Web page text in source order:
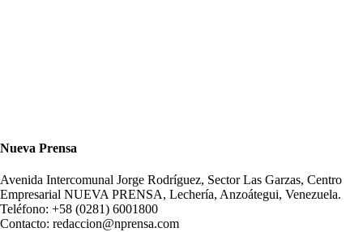
Nueva Prensa
Avenida Intercomunal Jorge Rodríguez, Sector Las Garzas, Centro
Empresarial NUEVA PRENSA, Lechería, Anzoátegui, Venezuela.
Teléfono: +58 (0281) 6001800
Contacto: redaccion@nprensa.com